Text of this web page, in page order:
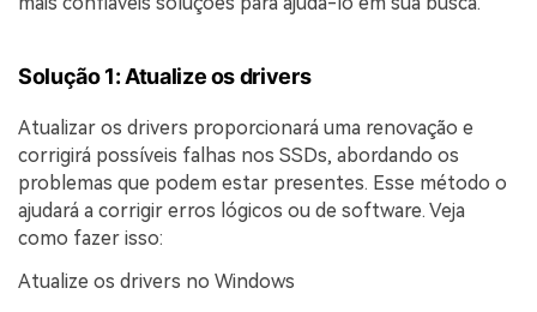
Solução 1: Atualize os drivers
Atualizar os drivers proporcionará uma renovação e
corrigirá possíveis falhas nos SSDs, abordando os
problemas que podem estar presentes. Esse método o
ajudará a corrigir erros lógicos ou de software. Veja
como fazer isso:
Atualize os drivers no Windows